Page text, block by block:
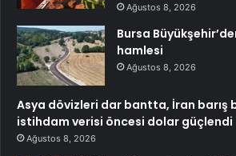
Ağustos 8, 2026
Bursa
hamlesi
Ağustos 8, 2026
Asya dövizleri dar bantta, İran barış
istihdam verisi öncesi dolar güçlendi
Ağustos 8, 2026